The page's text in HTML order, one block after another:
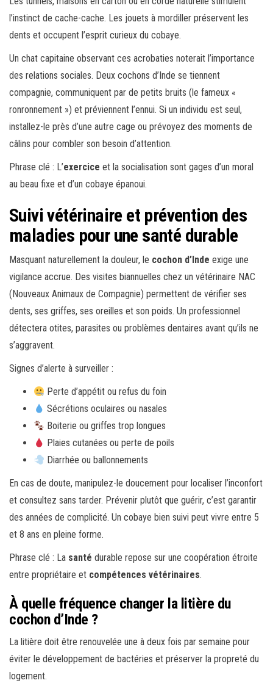
l’instinct de cache-cache. Les jouets à mordiller préservent les
dents et occupent l’esprit curieux du cobaye.
Un chat capitaine obser­vant ces acrobaties noterait l’importance
des relations sociales. Deux cochons d’Inde se tiennent
compagnie, communiquent par de petits bruits (le fameux «
ronronnement ») et préviennent l’ennui. Si un individu est seul,
installez-le près d’une autre cage ou prévoyez des moments de
câlins pour combler son besoin d’attention.
Phrase clé : L’exercice et la socialisation sont gages d’un moral
au beau fixe et d’un cobaye épanoui.
Suivi vétérinaire et prévention des
maladies pour une santé durable
Masquant naturellement la douleur, le cochon d’Inde exige une
vigilance accrue. Des visites biannuelles chez un vétérinaire NAC
(Nouveaux Animaux de Compagnie) permettent de vérifier ses
dents, ses griffes, ses oreilles et son poids. Un professionnel
détectera otites, parasites ou problèmes dentaires avant qu’ils ne
s’aggravent.
Signes d’alerte à surveiller :
Perte d’appétit ou refus du foin
Sécrétions oculaires ou nasales
Boiterie ou griffes trop longues
Plaies cutanées ou perte de poils
Diarrhée ou ballonnements
En cas de doute, manipulez-le doucement pour localiser l’inconfort
et consultez sans tarder. Prévenir plutôt que guérir, c’est garantir
des années de complicité. Un cobaye bien suivi peut vivre entre 5
et 8 ans en pleine forme.
Phrase clé : La santé durable repose sur une coopération étroite
entre propriétaire et compétences vétérinaires.
À quelle fréquence changer la litière du
cochon d’Inde ?
La litière doit être renouvelée une à deux fois par semaine pour
éviter le développement de bactéries et préserver la propreté du
logement.